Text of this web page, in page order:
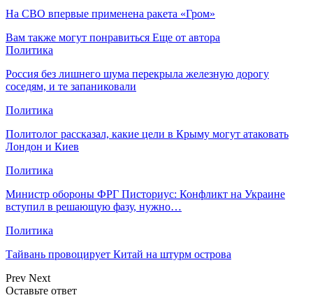
На СВО впервые применена ракета «Гром»
Вам также могут понравиться Еще от автора
Политика
Россия без лишнего шума перекрыла железную дорогу
соседям, и те запаниковали
Политика
Политолог рассказал, какие цели в Крыму могут атаковать
Лондон и Киев
Политика
Министр обороны ФРГ Писториус: Конфликт на Украине
вступил в решающую фазу, нужно…
Политика
Тайвань провоцирует Китай на штурм острова
Prev Next
Оставьте ответ